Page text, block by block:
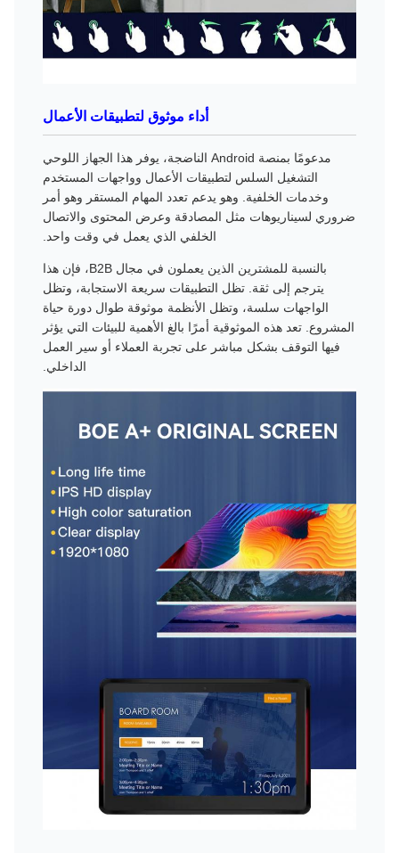
أداء موثوق لتطبيقات الأعمال
مدعومًا بمنصة Android الناضجة، يوفر هذا الجهاز اللوحي
التشغيل السلس لتطبيقات الأعمال وواجهات المستخدم
وخدمات الخلفية. وهو يدعم تعدد المهام المستقر وهو أمر
ضروري لسيناريوهات مثل المصادقة وعرض المحتوى والاتصال
الخلفي الذي يعمل في وقت واحد.
بالنسبة للمشترين الذين يعملون في مجال B2B، فإن هذا
يترجم إلى ثقة. تظل التطبيقات سريعة الاستجابة، وتظل
الواجهات سلسة، وتظل الأنظمة موثوقة طوال دورة حياة
المشروع. تعد هذه الموثوقية أمرًا بالغ الأهمية للبيئات التي يؤثر
فيها التوقف بشكل مباشر على تجربة العملاء أو سير العمل
الداخلي.